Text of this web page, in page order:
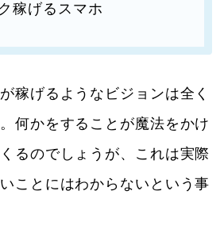
稼げるスマホ
稼げるようなビジョンは全く
何かをすることが魔法をかけ
るのでしょうが、これは実際
ことにはわからないという事